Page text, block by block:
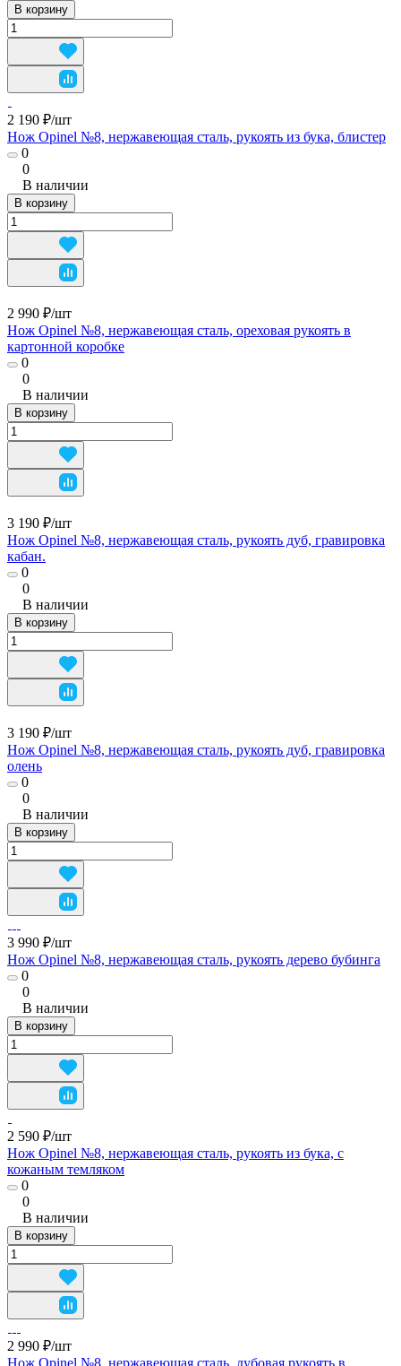
В корзину
2 190 ₽/шт
Нож Opinel №8, нержавеющая сталь, рукоять из бука, блистер
0
0
В наличии
В корзину
2 990 ₽/шт
Нож Opinel №8, нержавеющая сталь, ореховая рукоять в
картонной коробке
0
0
В наличии
В корзину
3 190 ₽/шт
Нож Opinel №8, нержавеющая сталь, рукоять дуб, гравировка
кабан.
0
0
В наличии
В корзину
3 190 ₽/шт
Нож Opinel №8, нержавеющая сталь, рукоять дуб, гравировка
олень
0
0
В наличии
В корзину
3 990 ₽/шт
Нож Opinel №8, нержавеющая сталь, рукоять дерево бубинга
0
0
В наличии
В корзину
2 590 ₽/шт
Нож Opinel №8, нержавеющая сталь, рукоять из бука, с
кожаным темляком
0
0
В наличии
В корзину
2 990 ₽/шт
Нож Opinel №8, нержавеющая сталь, дубовая рукоять в